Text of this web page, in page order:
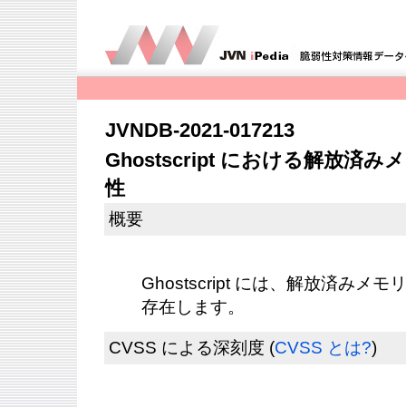
JVNDB-2021-017213
Ghostscript における解放済み
性
概要
Ghostscript には、解放済みメモ
存在します。
CVSS による深刻度 (CVSS とは?)